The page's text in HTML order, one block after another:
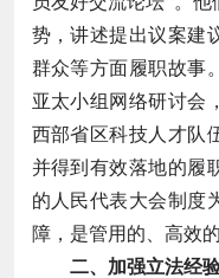
势，讲述提出议案建
群众等方面履职故事
亚太小组网络研讨会
西部省区科技人才队
并得到有效落地的履
的人民代表大会制度
障，是管用的、高效的
二、加强立法经